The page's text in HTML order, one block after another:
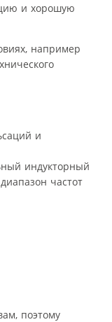
и хорошую
например
и
индукторный
частот
поэтому